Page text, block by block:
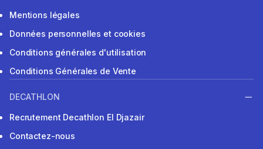
Mentions légales
Données personnelles et cookies
Conditions générales d'utilisation
Conditions Générales de Vente
DECATHLON
Recrutement Decathlon El Djazair
Contactez-nous